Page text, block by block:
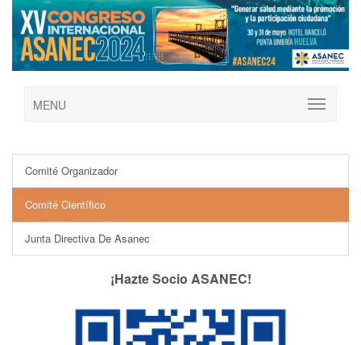
MENU
Comité Organizador
Comité Científico
Junta Directiva De Asanec
¡Hazte Socio ASANEC!